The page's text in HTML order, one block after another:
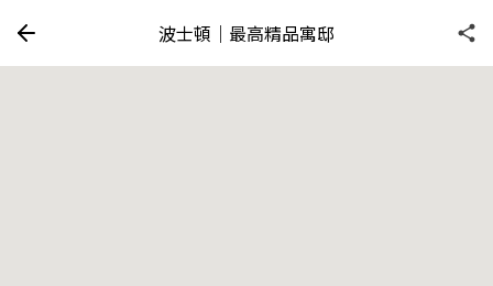
波士頓｜最高精品寓邸